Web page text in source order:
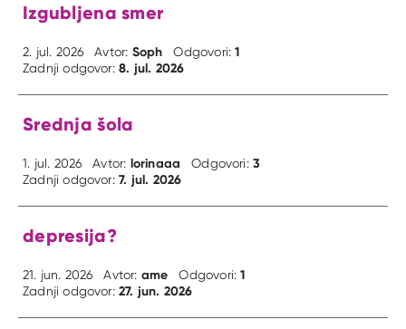
Izgubljena smer
2. jul. 2026 Avtor: Soph Odgovori:1
Zadnji odgovor:8. jul. 2026
Srednja šola
1. jul. 2026 Avtor: lorinaaa Odgovori:3
Zadnji odgovor:7. jul. 2026
depresija?
21. jun. 2026 Avtor: ame Odgovori:1
Zadnji odgovor:27. jun. 2026